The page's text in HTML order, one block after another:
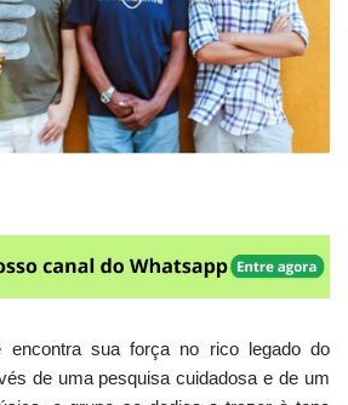
encontra sua força no rico legado do
de uma pesquisa cuidadosa e de um